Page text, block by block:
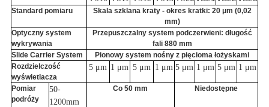
Standard pomiaru
Skala szklana kraty - okres kratki: 20 μm (0,02
mm)
Optyczny system
wykrywania
Przepuszczalny system podczerwieni: długość
fali 880 mm
Slide Carrier System
Pionowy system nośny z pięcioma łożyskami
Rozdzielczość
wyświetlacza
5 μm 1 μm 5 μm 1 μm 5 μm 1 μm 5 μm 1 μm
Pomiar
podróży
50-
1200mm
Co 50 mm Niedostępne